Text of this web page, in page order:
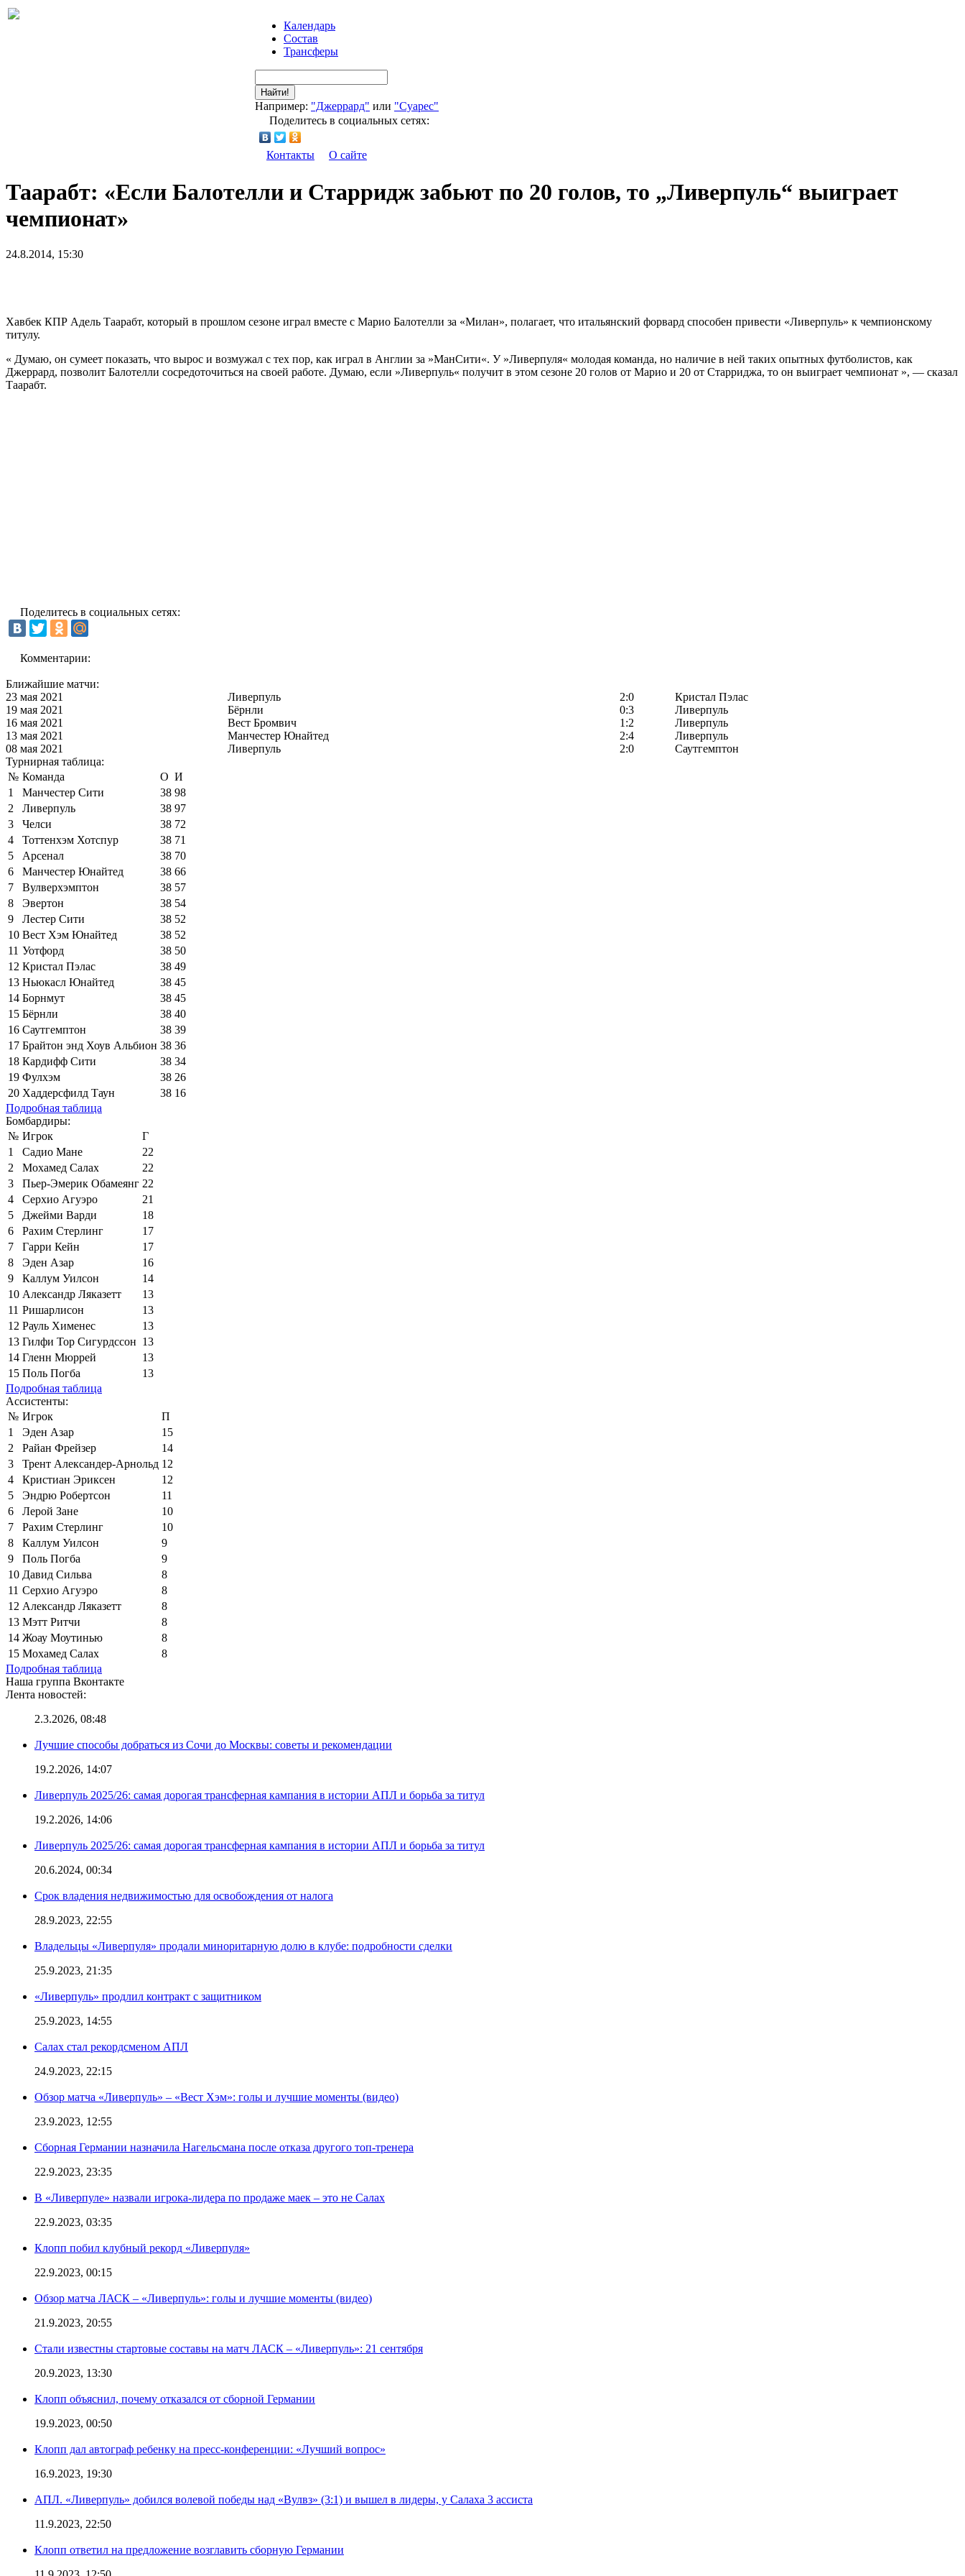
Календарь
Состав
Трансферы
Найти!
Например: "Джеррард" или "Суарес"
Поделитесь в социальных сетях:
Контакты О сайте
Таарабт: «Если Балотелли и Старридж забьют по 20 голов, то „Ливерпуль“ выиграет
чемпионат»
24.8.2014, 15:30
Хавбек КПР Адель Таарабт, который в прошлом сезоне играл вместе с Марио Балотелли за «Милан», полагает, что итальянский форвард способен привести «Ливерпуль» к чемпионскому
титулу.
« Думаю, он сумеет показать, что вырос и возмужал с тех пор, как играл в Англии за »МанСити«. У »Ливерпуля« молодая команда, но наличие в ней таких опытных футболистов, как
Джеррард, позволит Балотелли сосредоточиться на своей работе. Думаю, если »Ливерпуль« получит в этом сезоне 20 голов от Марио и 20 от Старриджа, то он выиграет чемпионат », — сказал
Таарабт.
Поделитесь в социальных сетях:
Комментарии:
Ближайшие матчи:
23 мая 2021
Ливерпуль 2:0
Кристал Пэлас
19 мая 2021
Бёрнли 0:3
Ливерпуль
16 мая 2021
Вест Бромвич 1:2
Ливерпуль
13 мая 2021
Манчестер Юнайтед 2:4
Ливерпуль
08 мая 2021
Ливерпуль 2:0
Саутгемптон
Турнирная таблица:
№ Команда О И
1
Манчестер Сити 38 98
2
Ливерпуль 38 97
3
Челси 38 72
4
Тоттенхэм Хотспур 38 71
5
Арсенал 38 70
6
Манчестер Юнайтед 38 66
7
Вулверхэмптон 38 57
8
Эвертон 38 54
9
Лестер Сити 38 52
10 Вест Хэм Юнайтед 38 52
11 Уотфорд 38 50
12 Кристал Пэлас 38 49
13 Ньюкасл Юнайтед 38 45
14 Борнмут 38 45
15 Бёрнли 38 40
16 Саутгемптон 38 39
17 Брайтон энд Хоув Альбион 38 36
18 Кардифф Сити 38 34
19 Фулхэм 38 26
20 Хаддерсфилд Таун 38 16
Подробная таблица
Бомбардиры:
№ Игрок
Г
1
Садио Мане
22
2
Мохамед Салах
22
3
Пьер-Эмерик Обамеянг 22
4
Серхио Агуэро
21
5
Джейми Варди
18
6
Рахим Стерлинг
17
7
Гарри Кейн
17
8
Эден Азар
16
9
Каллум Уилсон
14
10 Александр Ляказетт
13
11 Ришарлисон
13
12 Рауль Хименес
13
13 Гилфи Тор Сигурдссон 13
14 Гленн Мюррей
13
15 Поль Погба
13
Подробная таблица
Ассистенты:
№ Игрок
П
1
Эден Азар
15
2
Райан Фрейзер
14
3
Трент Александер-Арнольд 12
4
Кристиан Эриксен
12
5
Эндрю Робертсон
11
6
Лерой Зане
10
7
Рахим Стерлинг
10
8
Каллум Уилсон
9
9
Поль Погба
9
10 Давид Сильва
8
11 Серхио Агуэро
8
12 Александр Ляказетт
8
13 Мэтт Ритчи
8
14 Жоау Моутинью
8
15 Мохамед Салах
8
Подробная таблица
Наша группа Вконтакте
Лента новостей:
2.3.2026, 08:48
Лучшие способы добраться из Сочи до Москвы: советы и рекомендации
19.2.2026, 14:07
Ливерпуль 2025/26: самая дорогая трансферная кампания в истории АПЛ и борьба за титул
19.2.2026, 14:06
Ливерпуль 2025/26: самая дорогая трансферная кампания в истории АПЛ и борьба за титул
20.6.2024, 00:34
Срок владения недвижимостью для освобождения от налога
28.9.2023, 22:55
Владельцы «Ливерпуля» продали миноритарную долю в клубе: подробности сделки
25.9.2023, 21:35
«Ливерпуль» продлил контракт с защитником
25.9.2023, 14:55
Салах стал рекордсменом АПЛ
24.9.2023, 22:15
Обзор матча «Ливерпуль» – «Вест Хэм»: голы и лучшие моменты (видео)
23.9.2023, 12:55
Сборная Германии назначила Нагельсмана после отказа другого топ-тренера
22.9.2023, 23:35
В «Ливерпуле» назвали игрока-лидера по продаже маек – это не Салах
22.9.2023, 03:35
Клопп побил клубный рекорд «Ливерпуля»
22.9.2023, 00:15
Обзор матча ЛАСК – «Ливерпуль»: голы и лучшие моменты (видео)
21.9.2023, 20:55
Стали известны стартовые составы на матч ЛАСК – «Ливерпуль»: 21 сентября
20.9.2023, 13:30
Клопп объяснил, почему отказался от сборной Германии
19.9.2023, 00:50
Клопп дал автограф ребенку на пресс-конференции: «Лучший вопрос»
16.9.2023, 19:30
АПЛ. «Ливерпуль» добился волевой победы над «Вулвз» (3:1) и вышел в лидеры, у Салаха 3 ассиста
11.9.2023, 22:50
Клопп ответил на предложение возглавить сборную Германии